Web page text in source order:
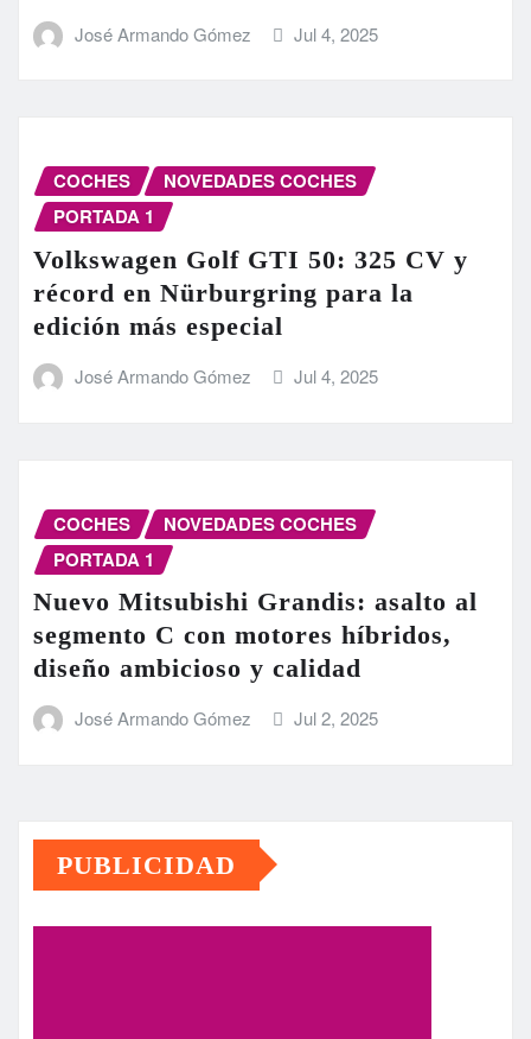
José Armando Gómez Jul 4, 2025
COCHES
NOVEDADES COCHES
PORTADA 1
Volkswagen Golf GTI 50: 325 CV y
récord en Nürburgring para la
edición más especial
José Armando Gómez Jul 4, 2025
COCHES
NOVEDADES COCHES
PORTADA 1
Nuevo Mitsubishi Grandis: asalto al
segmento C con motores híbridos,
diseño ambicioso y calidad
José Armando Gómez Jul 2, 2025
PUBLICIDAD